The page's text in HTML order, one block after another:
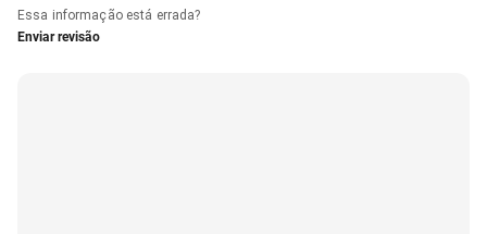
Essa informação está errada?
Enviar revisão